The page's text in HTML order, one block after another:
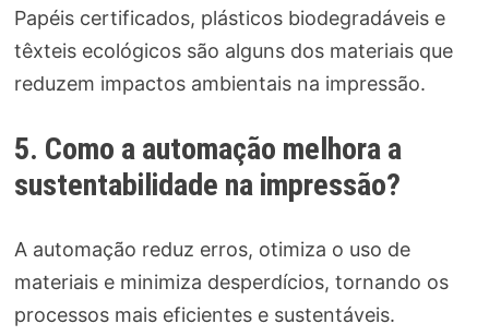
Papéis certificados, plásticos biodegradáveis e
têxteis ecológicos são alguns dos materiais que
reduzem impactos ambientais na impressão.
5. Como a automação melhora a
sustentabilidade na impressão?
A automação reduz erros, otimiza o uso de
materiais e minimiza desperdícios, tornando os
processos mais eficientes e sustentáveis.